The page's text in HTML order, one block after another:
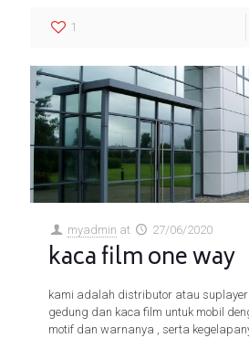
1
myadmin at 27/06/2020
kaca film one way
kami adalah distributor atau suplayer
gedung dan kaca film untuk mobil
motif dan warnanya , serta